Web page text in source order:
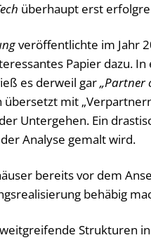
überhaupt erst
veröffentlichte im Jahr
Papier dazu. In
es derweil gar„Partner
übersetzt mit
Untergehen. Ein
Analyse gemalt wird.
bereits vor dem
behäbig
Strukturen